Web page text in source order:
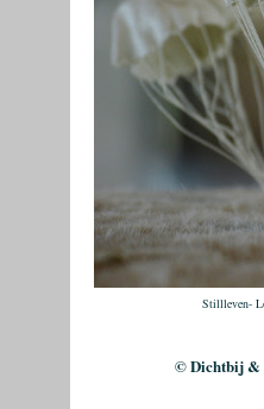
Stillleven-
© Dichtbij &